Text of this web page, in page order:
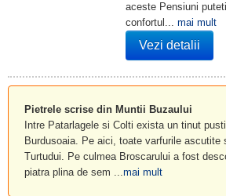
aceste Pensiuni
confortul... mai mult
Vezi detalii
Pietrele scrise din Muntii Buzaului
Intre Patarlagele si Colti exista un tinut
Burdusoaia. Pe aici, toate varfurile ascutite
Turtudui. Pe culmea Broscarului a fost
piatra plina de sem ...mai mult